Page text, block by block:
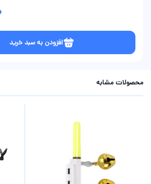
افزودن به سبد خرید
محصولات مشابه